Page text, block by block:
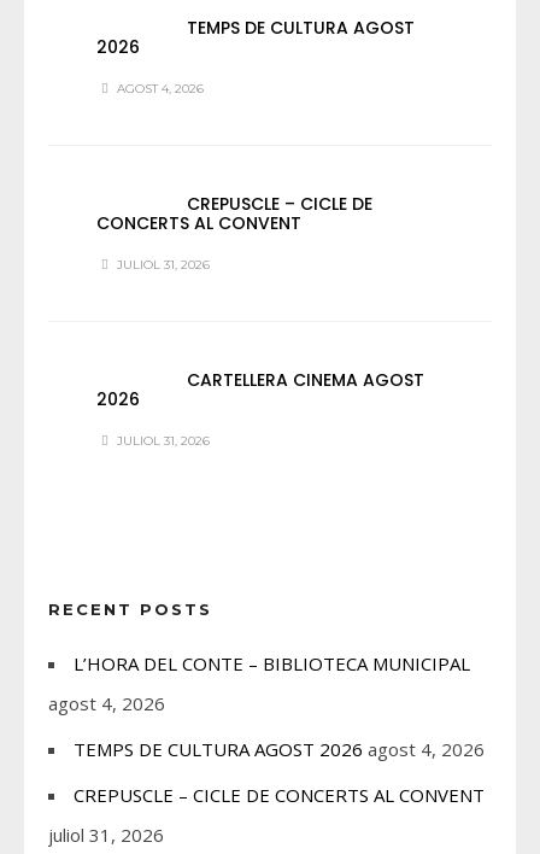
TEMPS DE CULTURA AGOST
2026
AGOST 4, 2026
CREPUSCLE – CICLE DE
CONCERTS AL CONVENT
JULIOL 31, 2026
CARTELLERA CINEMA AGOST
2026
JULIOL 31, 2026
RECENT POSTS
L’HORA DEL CONTE – BIBLIOTECA MUNICIPAL
agost 4, 2026
TEMPS DE CULTURA AGOST 2026 agost 4, 2026
CREPUSCLE – CICLE DE CONCERTS AL CONVENT
juliol 31, 2026